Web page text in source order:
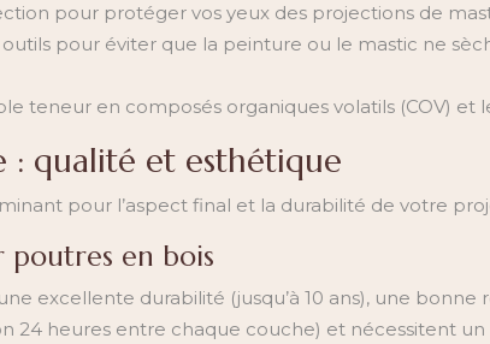
pour protéger vos yeux des projections de
pour éviter que la peinture ou le mastic ne
teneur en composés organiques volatils (COV)
: qualité et esthétique
pour l’aspect final et la durabilité de votre
poutres en bois
excellente durabilité (jusqu’à 10 ans), une
24 heures entre chaque couche) et nécessitent